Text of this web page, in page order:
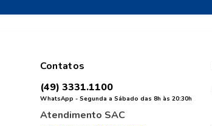
Contatos
(49) 3331.1100
WhatsApp - Segunda a Sábado das 8h às 20:30h
Atendimento SAC